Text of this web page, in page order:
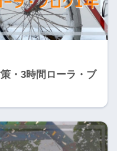
・3時間ローラ・ブ